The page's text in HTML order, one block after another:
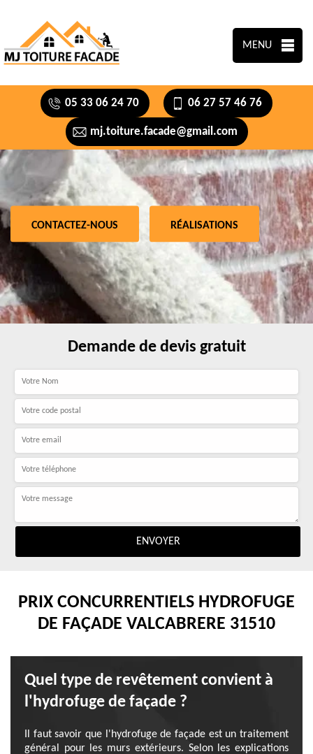
MENU
05 33 06 24 70 06 27 57 46 76
mj.toiture.facade@gmail.com
CONTACTEZ-NOUS RÉALISATIONS
Demande de devis gratuit
PRIX CONCURRENTIELS HYDROFUGE
DE FAÇADE VALCABRERE 31510
Quel type de revêtement convient à
l'hydrofuge de façade ?
Il faut savoir que l'hydrofuge de façade est un traitement
général pour les murs extérieurs. Selon les explications